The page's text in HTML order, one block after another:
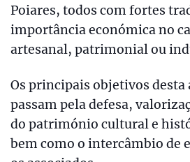
Poiares, todos com fortes
importância económica no
artesanal, patrimonial ou
Os principais objetivos desta
passam pela defesa,
do património cultural e
bem como o intercâmbio de